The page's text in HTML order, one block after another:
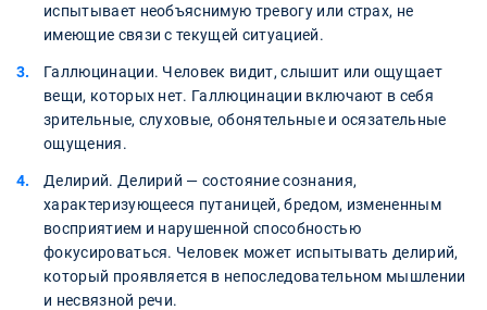
испытывает необъяснимую тревогу или страх, не
имеющие связи с текущей ситуацией.
Галлюцинации. Человек видит, слышит или ощущает
вещи, которых нет. Галлюцинации включают в себя
зрительные, слуховые, обонятельные и осязательные
ощущения.
Делирий. Делирий — состояние сознания,
характеризующееся путаницей, бредом, измененным
восприятием и нарушенной способностью
фокусироваться. Человек может испытывать делирий,
который проявляется в непоследовательном мышлении
и несвязной речи.